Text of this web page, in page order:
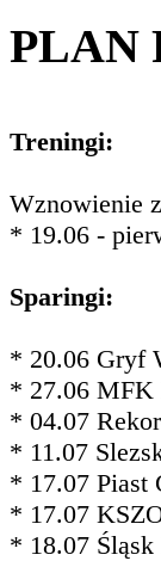
PLAN
Treningi:
Wznowienie
* 19.06 -
Sparingi:
* 20.06 Gryf
* 27.06
* 04.07
* 11.07
* 17.07
* 17.07
* 18.07